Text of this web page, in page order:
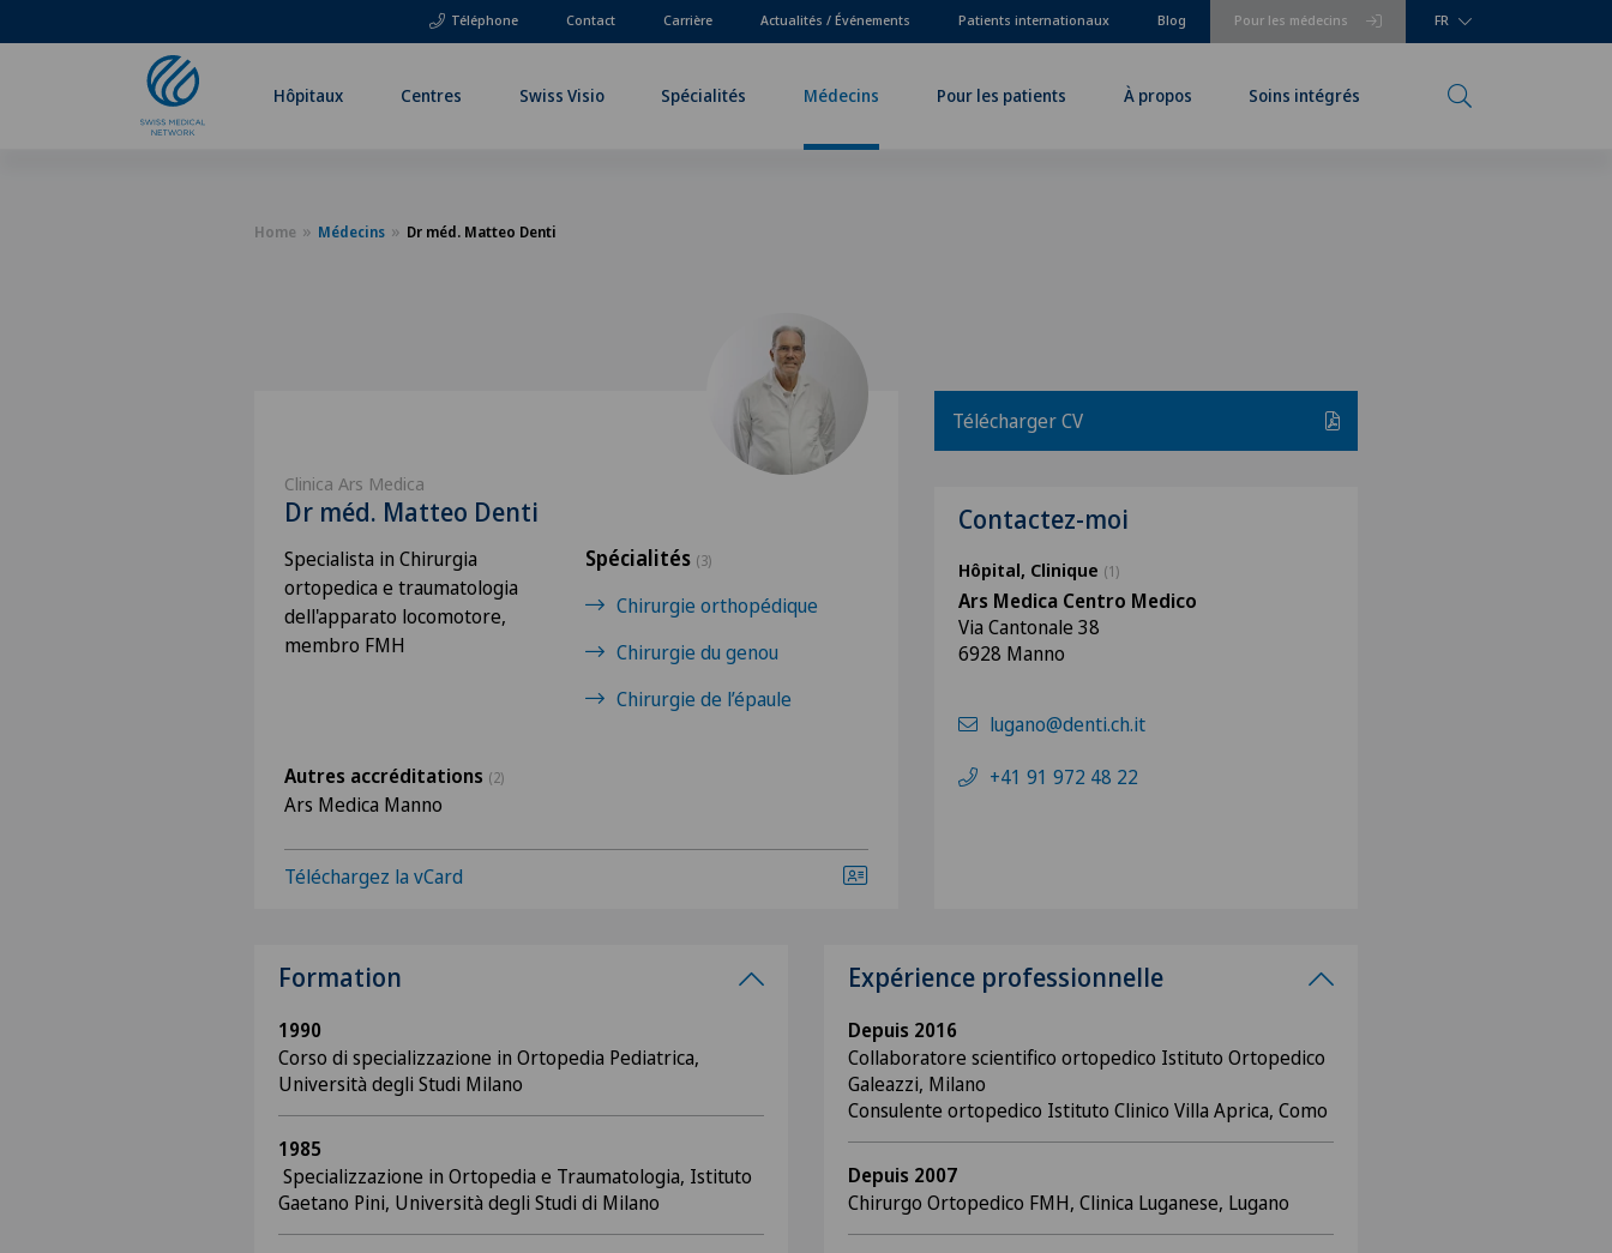
Téléphone Pour les médecins
Contact Carrière Actualités / Événements Patients internationaux Blog FR
Hôpitaux Centres Swiss Visio Spécialités Médecins Pour les patients À propos Soins intégrés
Home Médecins Dr méd. Matteo Denti
Clinica Ars Medica
Dr méd. Matteo Denti
Specialista in Chirurgia
ortopedica e traumatologia
dell'apparato locomotore,
membro FMH
Spécialités (3)
Chirurgie orthopédique
Chirurgie du genou
Chirurgie de l’épaule
Autres accréditations (2)
Ars Medica Manno
Téléchargez la vCard
Télécharger CV
Contactez-moi
Hôpital, Clinique (1)
Ars Medica Centro Medico
Via Cantonale 38
6928 Manno
lugano@denti.ch.it
+41 91 972 48 22
Formation
1990
Corso di specializzazione in Ortopedia Pediatrica,
Università degli Studi Milano
1985
Specializzazione in Ortopedia e Traumatologia, Istituto
Gaetano Pini, Università degli Studi di Milano
Expérience professionnelle
Depuis 2016
Collaboratore scientifico ortopedico Istituto Ortopedico
Galeazzi, Milano
Consulente ortopedico Istituto Clinico Villa Aprica, Como
Depuis 2007
Chirurgo Ortopedico FMH, Clinica Luganese, Lugano